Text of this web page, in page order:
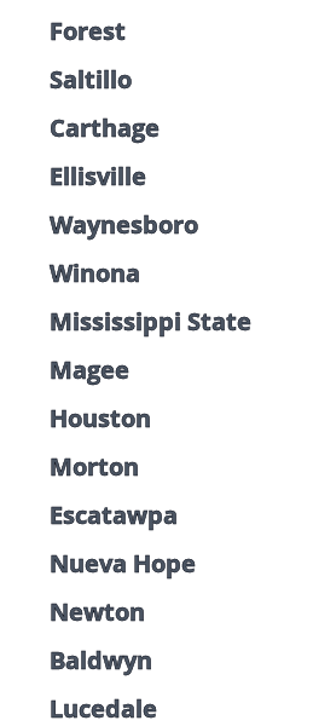
Forest
Saltillo
Carthage
Ellisville
Waynesboro
Winona
Mississippi State
Magee
Houston
Morton
Escatawpa
Nueva Hope
Newton
Baldwyn
Lucedale